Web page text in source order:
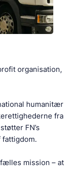
organisation,
humanitær
fra
FN’s
mission – at